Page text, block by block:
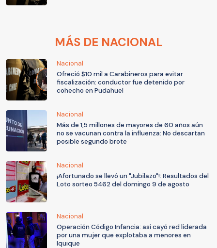
MÁS DE NACIONAL
Nacional
Ofreció $10 mil a Carabineros para evitar
fiscalización: conductor fue detenido por
cohecho en Pudahuel
Nacional
Más de 1,5 millones de mayores de 60 años aún
no se vacunan contra la influenza: No descartan
posible segundo brote
Nacional
¡Afortunado se llevó un "Jubilazo"!: Resultados del
Loto sorteo 5462 del domingo 9 de agosto
Nacional
Operación Código Infancia: así cayó red liderada
por una mujer que explotaba a menores en
Iquique